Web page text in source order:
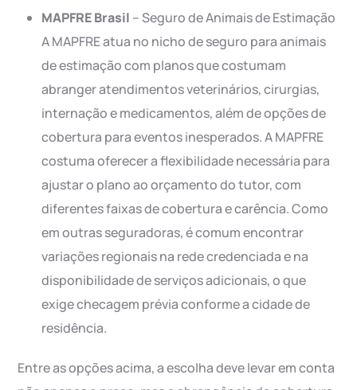
MAPFRE Brasil – Seguro de Animais de Estimação
A MAPFRE atua no nicho de seguro para animais
de estimação com planos que costumam
abranger atendimentos veterinários, cirurgias,
internação e medicamentos, além de opções de
cobertura para eventos inesperados. A MAPFRE
costuma oferecer a flexibilidade necessária para
ajustar o plano ao orçamento do tutor, com
diferentes faixas de cobertura e carência. Como
em outras seguradoras, é comum encontrar
variações regionais na rede credenciada e na
disponibilidade de serviços adicionais, o que
exige checagem prévia conforme a cidade de
residência.
Entre as opções acima, a escolha deve levar em conta